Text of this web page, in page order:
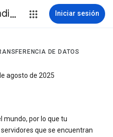
Privacidad y Condiciones Iniciar sesión
DE DATOS
agosto de 2025
mundo, por lo que tu
que se encuentran